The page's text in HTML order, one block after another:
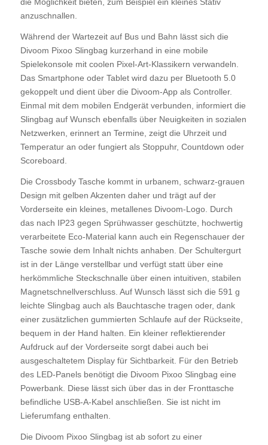
die Möglichkeit bieten, zum Beispiel ein kleines Stativ
anzuschnallen.
Während der Wartezeit auf Bus und Bahn lässt sich die
Divoom Pixoo Slingbag kurzerhand in eine mobile
Spielekonsole mit coolen Pixel-Art-Klassikern verwandeln.
Das Smartphone oder Tablet wird dazu per Bluetooth 5.0
gekoppelt und dient über die Divoom-App als Controller.
Einmal mit dem mobilen Endgerät verbunden, informiert die
Slingbag auf Wunsch ebenfalls über Neuigkeiten in sozialen
Netzwerken, erinnert an Termine, zeigt die Uhrzeit und
Temperatur an oder fungiert als Stoppuhr, Countdown oder
Scoreboard.
Die Crossbody Tasche kommt in urbanem, schwarz-grauen
Design mit gelben Akzenten daher und trägt auf der
Vorderseite ein kleines, metallenes Divoom-Logo. Durch
das nach IP23 gegen Sprühwasser geschützte, hochwertig
verarbeitete Eco-Material kann auch ein Regenschauer der
Tasche sowie dem Inhalt nichts anhaben. Der Schultergurt
ist in der Länge verstellbar und verfügt statt über eine
herkömmliche Steckschnalle über einen intuitiven, stabilen
Magnetschnellverschluss. Auf Wunsch lässt sich die 591 g
leichte Slingbag auch als Bauchtasche tragen oder, dank
einer zusätzlichen gummierten Schlaufe auf der Rückseite,
bequem in der Hand halten. Ein kleiner reflektierender
Aufdruck auf der Vorderseite sorgt dabei auch bei
ausgeschaltetem Display für Sichtbarkeit. Für den Betrieb
des LED-Panels benötigt die Divoom Pixoo Slingbag eine
Powerbank. Diese lässt sich über das in der Fronttasche
befindliche USB-A-Kabel anschließen. Sie ist nicht im
Lieferumfang enthalten.
Die Divoom Pixoo Slingbag ist ab sofort zu einer